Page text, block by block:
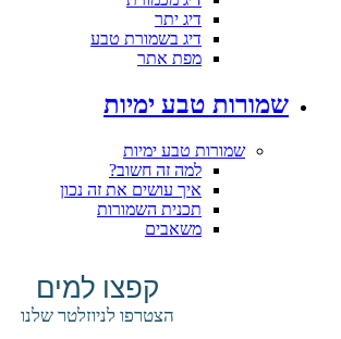
דיג יתר
דיג בשמורת טבע
מפת אתר
שמורות טבע ימיות
שמורות טבע ימיות
למה זה חשוב?
איך עושים את זה נכון
תכנית השמורות
משאבים
קפצו למים
הצטרפו לניוזלטר שלנו